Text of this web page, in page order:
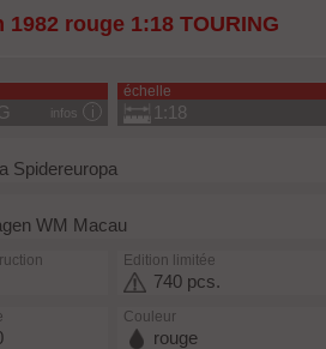
rouge 1:18 TOURING
infos
échelle
1:18
Spidereuropa
WM Macau
Edition limitée
740 pcs.
Couleur
rouge